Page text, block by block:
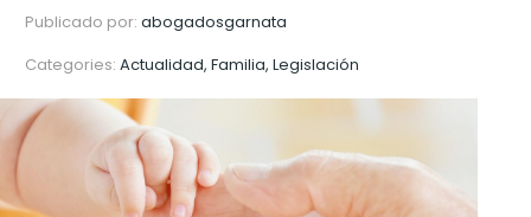
Publicado por: abogadosgarnata
Categories: Actualidad, Familia, Legislación